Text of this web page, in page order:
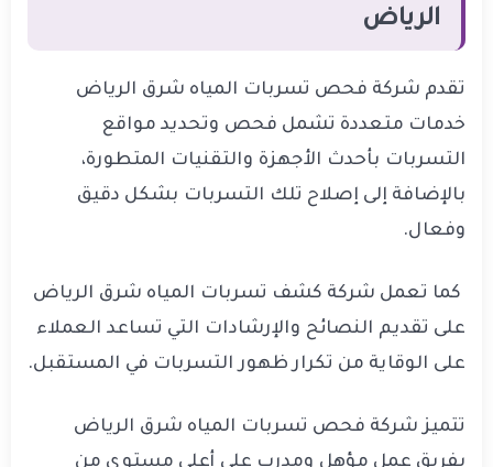
الرياض
تقدم شركة فحص تسربات المياه شرق الرياض
خدمات متعددة تشمل فحص وتحديد مواقع
التسربات بأحدث الأجهزة والتقنيات المتطورة،
بالإضافة إلى إصلاح تلك التسربات بشكل دقيق
وفعال.
كما تعمل شركة كشف تسربات المياه شرق الرياض
على تقديم النصائح والإرشادات التي تساعد العملاء
على الوقاية من تكرار ظهور التسربات في المستقبل.
تتميز شركة فحص تسربات المياه شرق الرياض
بفريق عمل مؤهل ومدرب على أعلى مستوى من